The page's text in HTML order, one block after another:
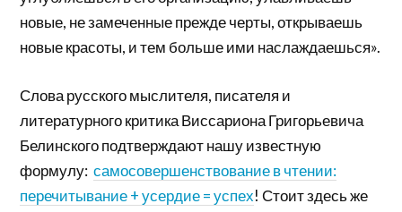
новые, не замеченные прежде черты, открываешь
новые красоты, и тем больше ими наслаждаешься».
Слова русского мыслителя, писателя и
литературного критика Виссариона Григорьевича
Белинского подтверждают нашу известную
формулу:самосовершенствование в чтении:
перечитывание + усердие = успех! Стоит здесь же